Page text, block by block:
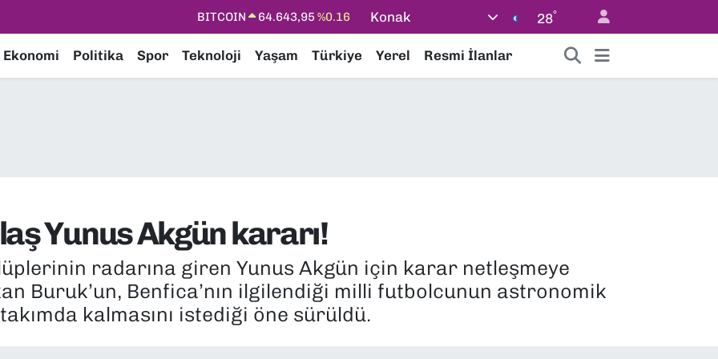
DOLAR
47,6006 %0.06
EURO
55,0250%0.02
STERLİN
64,2398%0.2
Konak 28°
Ekonomi Politika Spor Teknoloji Yaşam Türkiye Yerel Resmi İlanlar
Yunus Akgün kararı!
radarına giren Yunus Akgün için karar netleşmeye
Buruk’un, Benfica’nın ilgilendiği milli futbolcunun astronomik
kalmasını istediği öne sürüldü.